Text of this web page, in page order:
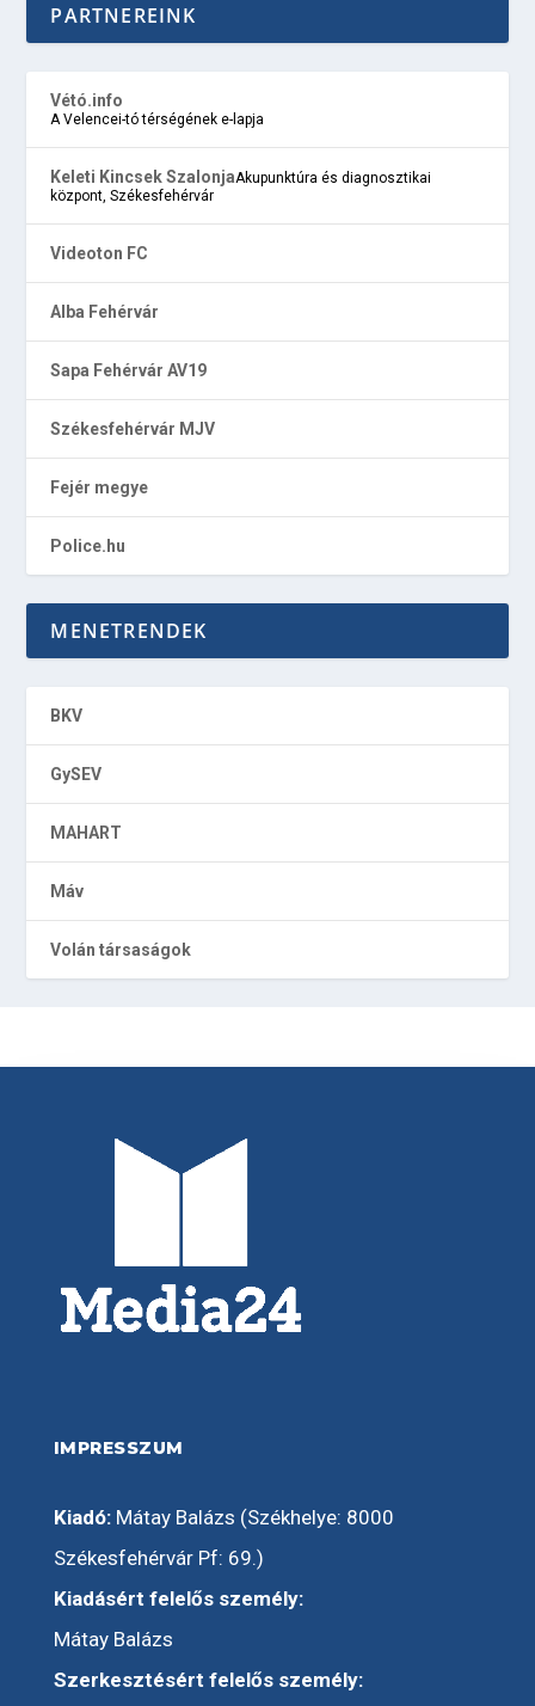
PARTNEREINK
Vétó.info
A Velencei-tó térségének e-lapja
Keleti Kincsek SzalonjaAkupunktúra és diagnosztikai
központ, Székesfehérvár
Videoton FC
Alba Fehérvár
Sapa Fehérvár AV19
Székesfehérvár MJV
Fejér megye
Police.hu
MENETRENDEK
BKV
GySEV
MAHART
Máv
Volán társaságok
IMPRESSZUM
Kiadó:Mátay Balázs (Székhelye: 8000
Székesfehérvár Pf: 69.)
Kiadásért felelős személy:
Mátay Balázs
Szerkesztésért felelős személy: